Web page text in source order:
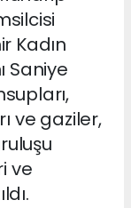
Kadın
Saniye
ve gaziler,
ve